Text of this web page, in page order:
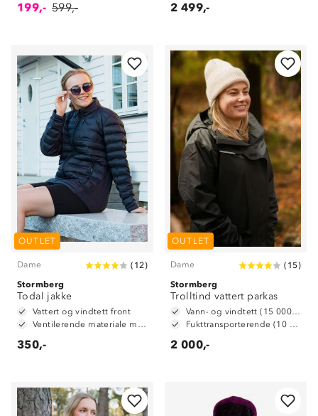
199,- 599,- 2 499,-
OUTLET
Dame ( 12)
Stormberg
Todal jakke
Vattert og vindtett front
Ventilerende materiale med stretch i ryggen
350,-
OUTLET
Dame ( 15)
Stormberg
Trolltind vattert parkas
Vann- og vindtett (15 000 mm vannsøyle)
Fukttransporterende (10 000 g/m2/24t)
2 000,-